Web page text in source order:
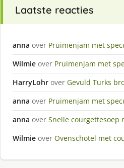
Laatste reacties
anna over Pruimenjam met
Wilmie over Pruimenjam met
HarryLohr over Gevuld Turks
anna over Pruimenjam met
anna over Snelle courgettesoep
Wilmie over Ovenschotel met